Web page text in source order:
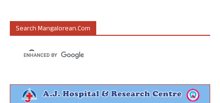
Search Mangalorean.com